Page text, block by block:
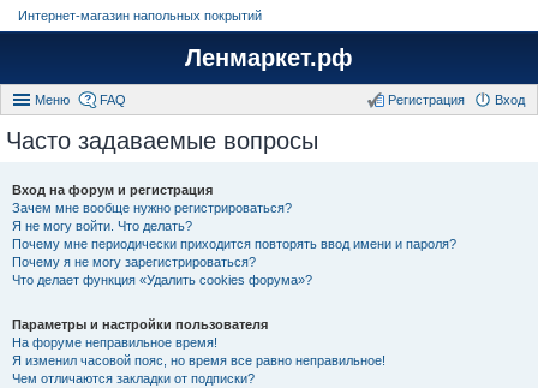
Интернет-магазин напольных покрытий
Ленмаркет.рф
Меню FAQ Вход
Регистрация
Часто задаваемые вопросы
Вход на форум и регистрация
Зачем мне вообще нужно регистрироваться?
Я не могу войти. Что делать?
Почему мне периодически приходится повторять ввод имени и пароля?
Почему я не могу зарегистрироваться?
Что делает функция «Удалить cookies форума»?
Параметры и настройки пользователя
На форуме неправильное время!
Я изменил часовой пояс, но время все равно неправильное!
Чем отличаются закладки от подписки?